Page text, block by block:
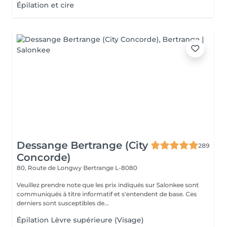
Épilation et cire
Dessange Bertrange (City
Concorde)
289
80, Route de Longwy Bertrange L-8080
Veuillez prendre note que les prix indiqués sur Salonkee sont
communiqués à titre informatif et s'entendent de base. Ces
derniers sont susceptibles de...
Épilation Lèvre supérieure (Visage)